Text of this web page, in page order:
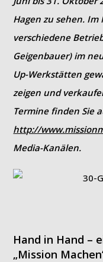
Hagen zu sehen.
verschiedene
Geigenbauer) im
Up-Werkstätten
zeigen und
Termine finden Sie
http://
Media-Kanälen.
Hand in Hand –
„Mission